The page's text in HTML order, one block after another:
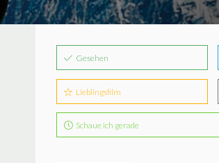
Gesehen
Lieblingsfilm
Schaue ich gerade